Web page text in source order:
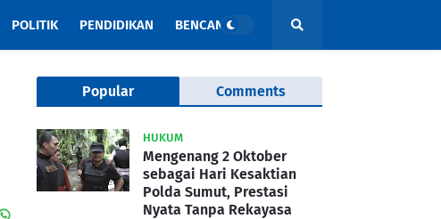
POLITIK PENDIDIKAN BENCANA
Popular Comments
HUKUM
Mengenang 2 Oktober
sebagai Hari Kesaktian
Polda Sumut, Prestasi
Nyata Tanpa Rekayasa